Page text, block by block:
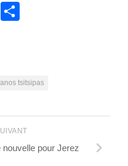
Email
tsitsipas
pour Jerez